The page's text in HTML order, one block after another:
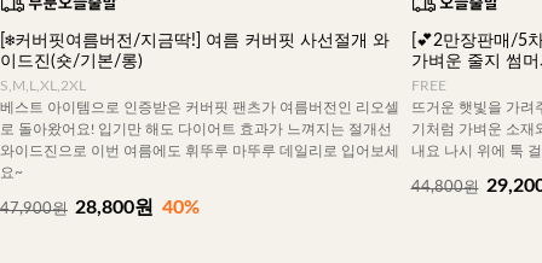
[❄️커버핏여름버전/지금딱!] 여름 커버핏 사선절개 와
이드진(숏/기본/롱)
S,M,L,XL,2XL
베스트 아이템으로 인증받은 커버핏 팬츠가 여름버전인 리오셀
로 돌아왔어요! 입기만 해도 다이어트 효과가 느껴지는 절개선
와이드진으로 이번 여름에도 휘뚜루 마뚜루 데일리로 입어보세
요~
47,900원 28,800원 40%
[💕2만장판매/5
가벼운 줄지 썸
FREE
뜨거운 햇빛을 가려
기처럼 가벼운 소재
내요 나시 위에 툭
44,800원